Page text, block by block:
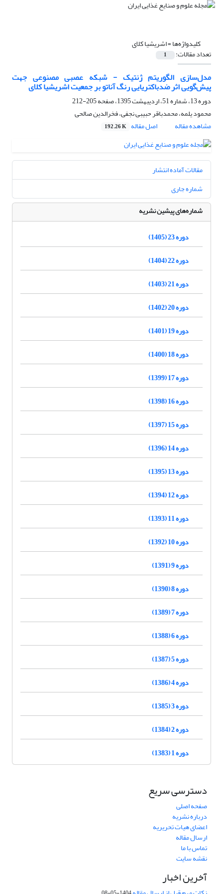
کلیدواژه‌ها =اشریشیا کلای
تعداد مقالات: 1
مدل‌سازی الگوریتم ژنتیک - شبکه عصبی مصنوعی جهت
پیش‌گویی اثر ضدباکتریایی رنگ آناتو بر جمعیت اشریشیا کلای
دوره 13، شماره 51، اردیبهشت 1395، صفحه
205-212
محمود یلمه، محمدباقر حبیبی نجفی، فخرالدین صالحی
مشاهده مقاله
اصل مقاله 192.26 K
مقالات آماده انتشار
شماره جاری
شماره‌های پیشین نشریه
دوره 23 (1405)
دوره 22 (1404)
دوره 21 (1403)
دوره 20 (1402)
دوره 19 (1401)
دوره 18 (1400)
دوره 17 (1399)
دوره 16 (1398)
دوره 15 (1397)
دوره 14 (1396)
دوره 13 (1395)
دوره 12 (1394)
دوره 11 (1393)
دوره 10 (1392)
دوره 9 (1391)
دوره 8 (1390)
دوره 7 (1389)
دوره 6 (1388)
دوره 5 (1387)
دوره 4 (1386)
دوره 3 (1385)
دوره 2 (1384)
دوره 1 (1383)
دسترسی سریع
صفحه اصلی
درباره نشریه
اعضای هیات تحریریه
ارسال مقاله
تماس با ما
نقشه سایت
آخرین اخبار